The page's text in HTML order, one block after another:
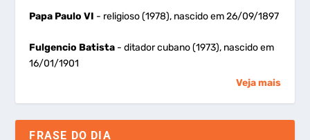
Papa Paulo VI - religioso (1978), nascido em 26/09/1897
Fulgencio Batista - ditador cubano (1973), nascido em
16/01/1901
Veja mais
FRASE DO DIA